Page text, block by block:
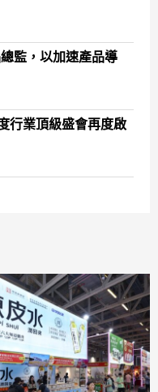
監，以加速產品導
行業頂級盛會再度啟